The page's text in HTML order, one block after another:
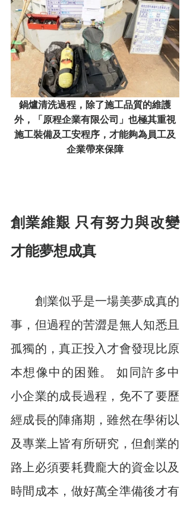
鍋爐清洗過程，除了施工品質的維護
外，「原程企業有限公司」也極其重視
施工裝備及工安程序，才能夠為員工及
企業帶來保障
創業維艱 只有努力與改變
才能夢想成真
創業似乎是一場美夢成真的
事，但過程的苦澀是無人知悉且
孤獨的，真正投入才會發現比原
本想像中的困難。 如同許多中
小企業的成長過程，免不了要歷
經成長的陣痛期，雖然在學術以
及專業上皆有所研究，但創業的
路上必須要耗費龐大的資金以及
時間成本，做好萬全準備後才有